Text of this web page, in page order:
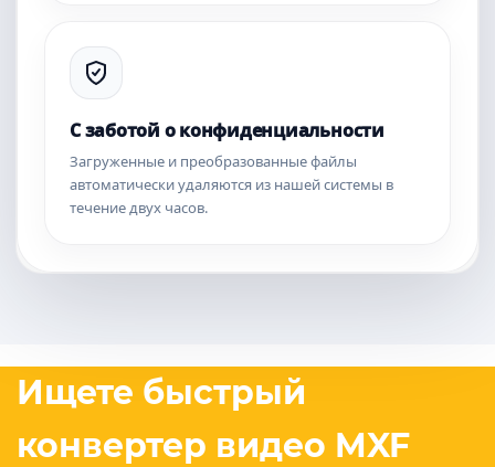
С заботой о конфиденциальности
Загруженные и преобразованные файлы
автоматически удаляются из нашей системы в
течение двух часов.
Ищете быстрый
конвертер видео MXF